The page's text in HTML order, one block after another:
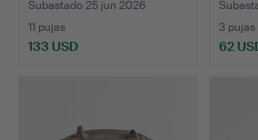
circular …
Subastado 25 jun 2026
11 pujas
133 USD
gres
3 pujas
62